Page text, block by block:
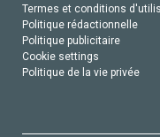
Termes et conditions
Politique rédactionnelle
Politique publicitaire
Cookie settings
Politique de la vie privée